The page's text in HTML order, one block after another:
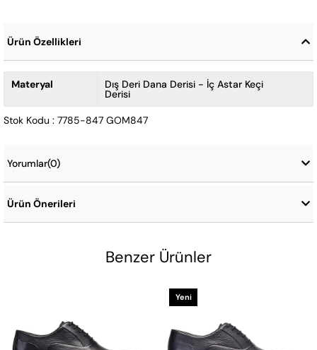
Ürün Özellikleri
Materyal Dış Deri Dana Derisi - İç Astar Keçi
Derisi
Stok Kodu : 7785-847 GOM847
Yorumlar(0)
Ürün Önerileri
Benzer Ürünler
Yeni